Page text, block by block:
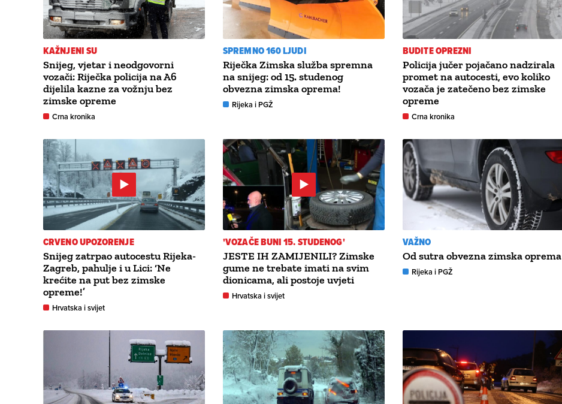
KAŽNJENI SU
Snijeg, vjetar i neodgovorni
vozači: Riječka policija na A6
dijelila kazne za vožnju bez
zimske opreme
Crna kronika
SPREMNO 160 LJUDI
Riječka Zimska služba spremna
na snijeg: od 15. studenog
obvezna zimska oprema!
Rijeka i PGŽ
BUDITE OPREZNI
Policija jučer pojačano nadzirala
promet na autocesti, evo koliko
vozača je zatečeno bez zimske
opreme
Crna kronika
CRVENO UPOZORENJE
Snijeg zatrpao autocestu Rijeka-
Zagreb, pahulje i u Lici: ‘Ne
krećite na put bez zimske
opreme!’
Hrvatska i svijet
'VOZAČE BUNI 15. STUDENOG'
JESTE IH ZAMIJENILI? Zimske
gume ne trebate imati na svim
dionicama, ali postoje uvjeti
Hrvatska i svijet
VAŽNO
Od sutra obvezna zimska oprema
Rijeka i PGŽ